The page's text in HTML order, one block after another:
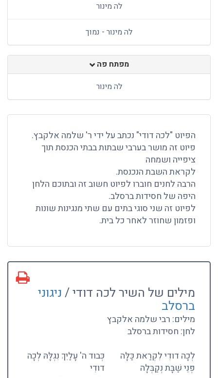
לה מינור
לה מינור - נמוך
מפתח פה
לה מינור
הפיוט "לכה דודי" נכתב על ידי ר' שלמה אלקבץ.
פיוט זה מושר בערבי שבתות בבתי הכנסת תוך
ציפייה ושמחה
לקראת השבת הנכנסת.
הרבה לחנים חוברו לפיוט חשוב זה ובתוכם הלחן
היפה של חסידות ברסלב.
לפיוט זה שני סוגי בתים עם שתי מנגינות שונות
ופזמון שחוזר לאחר כל בית.
מילים של השיר לכה דודי /ניגוני
ברסלב
מילים: רבי שלמה אלקבץ
לחן: חסידות ברסלב
לְכָה דודִי לִקְרַאת כַּלָּה
פְּנֵי שַׁבָּת נְקַבְּלָה
כְּבוד ה' עָלַיִךְ נִגְלָּהּ לְכָה
דודִי